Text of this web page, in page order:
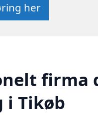
her
i Tikøb